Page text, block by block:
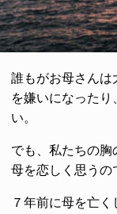
誰もがお母さんは
を嫌いになった
い。
でも、私たちの胸
母を恋しく思うの
７年前に母を亡